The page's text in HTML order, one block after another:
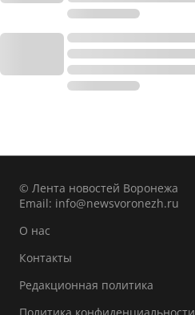
© Лента новостей Воронежа
Email: info@newsvoronezh.ru
О нас
Контакты
Редакционная политика